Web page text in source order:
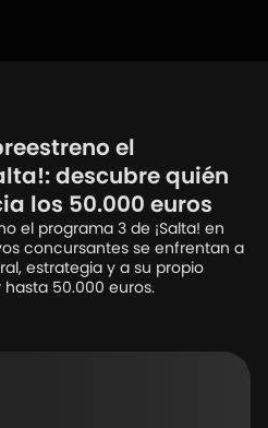
el
descubre quién
los 50.000 euros
el programa 3 de ¡Salta! en
concursantes se enfrentan a
estrategia y a su propio
50.000 euros.